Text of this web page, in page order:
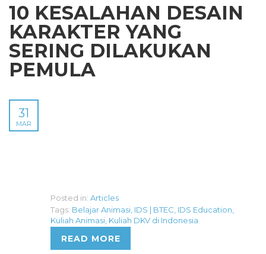
10 KESALAHAN DESAIN
KARAKTER YANG
SERING DILAKUKAN
PEMULA
31
MAR
Posted in: Articles
Tags: Belajar Animasi IDS | BTEC IDS Education
Kuliah Animasi Kuliah DKV di Indonesia
READ MORE